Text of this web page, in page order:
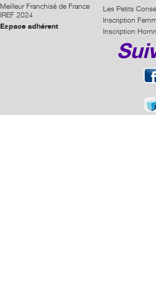
Meilleur Franchisé de France
IREF 2024
Espace adhérent
Les Petits
Inscription
Inscription